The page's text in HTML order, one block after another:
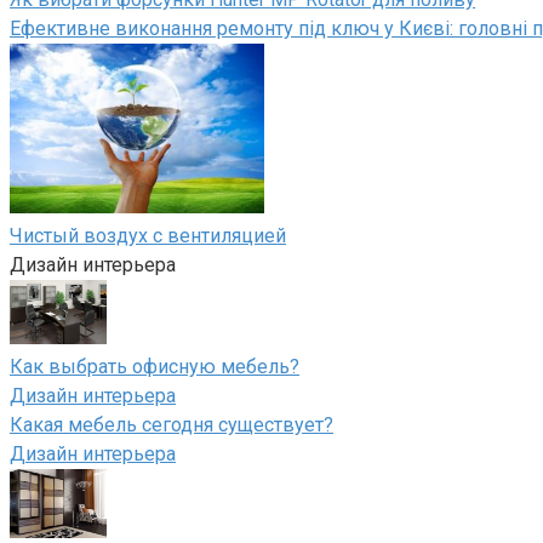
Ефективне виконання ремонту під ключ у Києві: головні
Чистый воздух с вентиляцией
Дизайн интерьера
Как выбрать офисную мебель?
Дизайн интерьера
Какая мебель сегодня существует?
Дизайн интерьера